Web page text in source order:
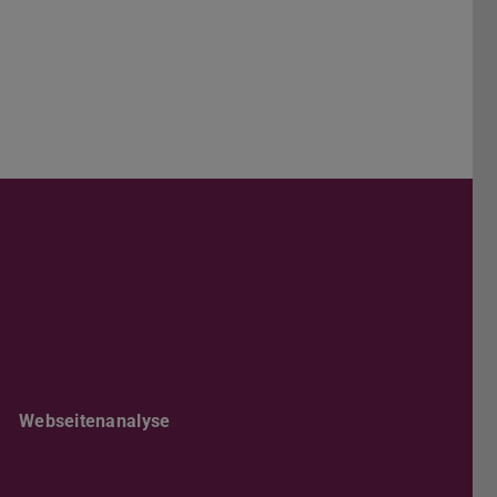
Darmstadt
der TU Darmstadt
Kanal der TU Darmstadt
Webseitenanalyse